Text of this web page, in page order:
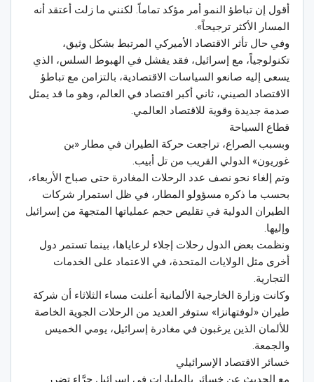
أقول إن تباطؤ النمو أمر مؤكد تماماً. لكنني ما زلت أعتقد أنه
المسار الأكثر ترجيحاً».
وفي حال تأثر الاقتصاد الأميركي المرتبط بشكل وثيق،
تكنولوجياً، مع إسرائيل، فقد يفشل في الهبوط السلس، الذي
يسعى إليه صانعو السياسات الاقتصادية، بالتزامن مع تباطؤ
الاقتصاد الصيني، ثاني أكبر اقتصاد في العالم، وهو ما قد يمثل
صدمة جديدة وقوية للاقتصاد العالمي.
قطاع السياحة
وبسبب الصراع، تراجعت حركة الطيران في مطار «بن
غوريون» الدولي القريب من تل أبيب.
وتم إلغاء نحو نصف عدد الرحلات المغادرة حتى صباح الأربعاء،
بحسب ما ذكره مسؤولو المطار، في ظل استمرار شركات
الطيران الدولية في تقليص حجم عملياتها المتجهة من إسرائيل
وإليها.
ونظمت بعض الدول رحلات إجلاء لرعاياها، بينما تستمر دول
أخرى مثل الولايات المتحدة، في الاعتماد على الخدمات
التجارية.
وكانت وزارة الخارجية الألمانية أعلنت مساء الثلاثاء أن شركة
طيران «لوفتهانزا» ستوفر العديد من الرحلات الجوية الخاصة
للألمان الذين يرغبون في مغادرة إسرائيل، يومي الخميس
والجمعة.
خسائر الاقتصاد الإسرائيلي
مع الحديث عن خسائر بالمليارات في إسرائيل جرَّاء تضرر